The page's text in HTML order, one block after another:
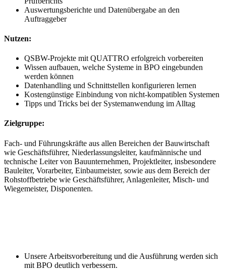
Auswertungsberichte und Datenübergabe an den
Auftraggeber
Nutzen:
QSBW-Projekte mit QUATTRO erfolgreich vorbereiten
Wissen aufbauen, welche Systeme in BPO eingebunden
werden können
Datenhandling und Schnittstellen konfigurieren lernen
Kostengünstige Einbindung von nicht-kompatiblen Systemen
Tipps und Tricks bei der Systemanwendung im Alltag
Zielgruppe:
Fach- und Führungskräfte aus allen Bereichen der Bauwirtschaft
wie Geschäftsführer, Niederlassungsleiter, kaufmännische und
technische Leiter von Bauunternehmen, Projektleiter, insbesondere
Bauleiter, Vorarbeiter, Einbaumeister, sowie aus dem Bereich der
Rohstoffbetriebe wie Geschäftsführer, Anlagenleiter, Misch- und
Wiegemeister, Disponenten.
Unsere Arbeitsvorbereitung und die Ausführung werden sich
mit BPO deutlich verbessern.